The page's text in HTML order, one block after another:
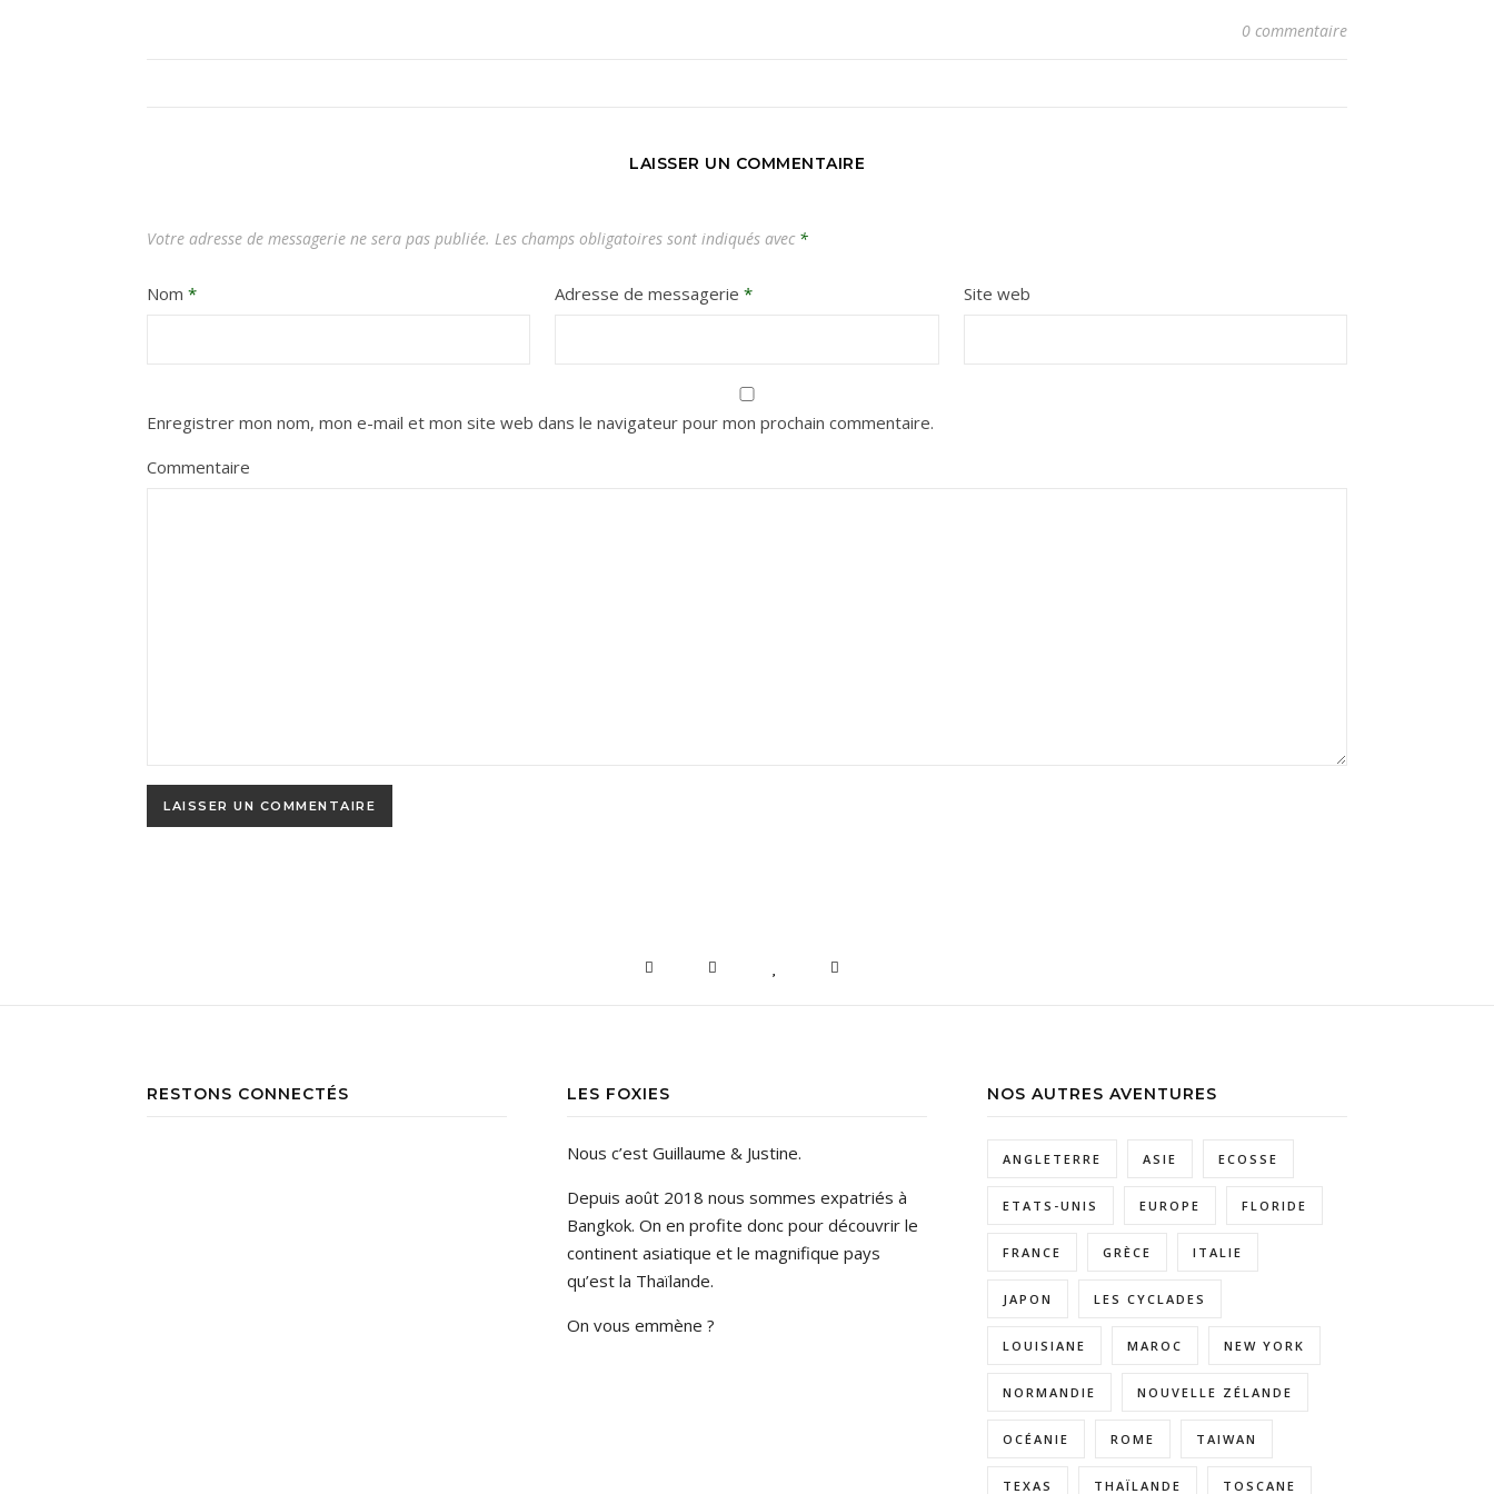
0 commentaire
LAISSER UN COMMENTAIRE
Votre adresse de messagerie ne sera pas publiée. Les champs obligatoires sont indiqués avec *
Nom * Adresse de messagerie* Site web
Enregistrer mon nom, mon e-mail et mon site web dans le navigateur pour mon prochain commentaire.
Commentaire
RESTONS CONNECTÉS LES FOXIES
Nous c’est Guillaume & Justine.
Depuis août 2018 nous sommes expatriés à
Bangkok. On en profite donc pour découvrir le
continent asiatique et le magnifique pays
qu’est la Thaïlande.
On vous emmène ?
NOS AUTRES AVENTURES
ANGLETERRE ASIE ECOSSE
ETATS-UNIS EUROPE FLORIDE
FRANCE GRÈCE ITALIE
JAPON LES CYCLADES
LOUISIANE MAROC NEW YORK
NORMANDIE NOUVELLE ZÉLANDE
OCÉANIE ROME TAIWAN
TEXAS THAÏLANDE TOSCANE